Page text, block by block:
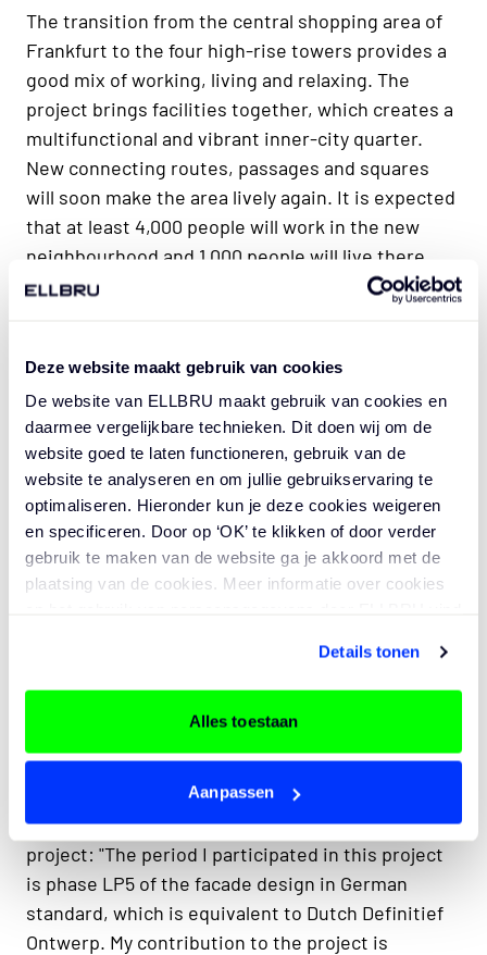
Deze website maakt gebruik van cookies
De website van ELLBRU maakt gebruik van cookies en
daarmee vergelijkbare technieken. Dit doen wij om de
website goed te laten functioneren, gebruik van de
website te analyseren en om jullie gebruikservaring te
optimaliseren. Hieronder kun je deze cookies weigeren
en specificeren. Door op ‘OK’ te klikken of door verder
gebruik te maken van de website ga je akkoord met de
plaatsing van de cookies. Meer informatie over cookies
Details tonen
Alles toestaan
Aanpassen
The transition from the central shopping area of
Frankfurt to the four high-rise towers provides a
good mix of working, living and relaxing. The
project brings facilities together, which creates a
multifunctional and vibrant inner-city quarter.
New connecting routes, passages and squares
will soon make the area lively again. It is expected
that at least 4,000 people will work in the new
neighbourhood and 1,000 people will live there.
the redevelopment of the former Deutsche Bank
site in Frankfurt. The consortium UNStudio and
HPP was later established for the subsequent
phases of the project. The design of the four
towers not only represents a future-oriented and
inspiring architecture, but also a sustainable
urban development concept. FOUR Frankfurt will
ensure that Frankfurt will once again be set as a
Complex facade design
As Architectural Technician at UNStudio through
ELLBRU, Lu Ding was able to contribute to this
project: "The period I participated in this project
is phase LP5 of the facade design in German
standard, which is equivalent to Dutch Definitief
Ontwerp. My contribution to the project is